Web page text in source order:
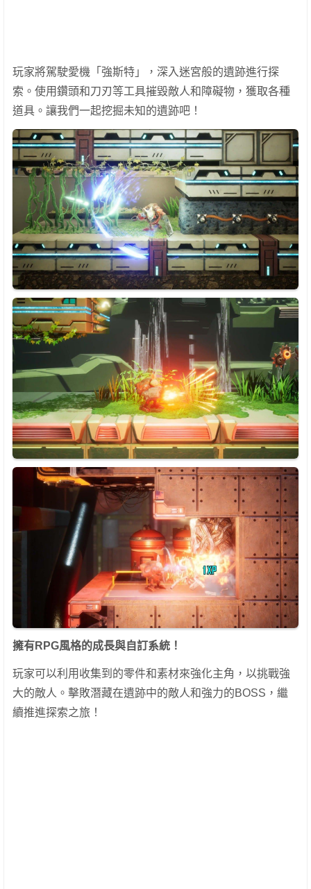
玩家將駕駛愛機「強斯特」，深入迷宮般的遺跡進行探
索。使用鑽頭和刀刃等工具摧毀敵人和障礙物，獲取各種
道具。讓我們一起挖掘未知的遺跡吧！
擁有RPG風格的成長與自訂系統！
玩家可以利用收集到的零件和素材來強化主角，以挑戰強
大的敵人。擊敗潛藏在遺跡中的敵人和強力的BOSS，繼
續推進探索之旅！